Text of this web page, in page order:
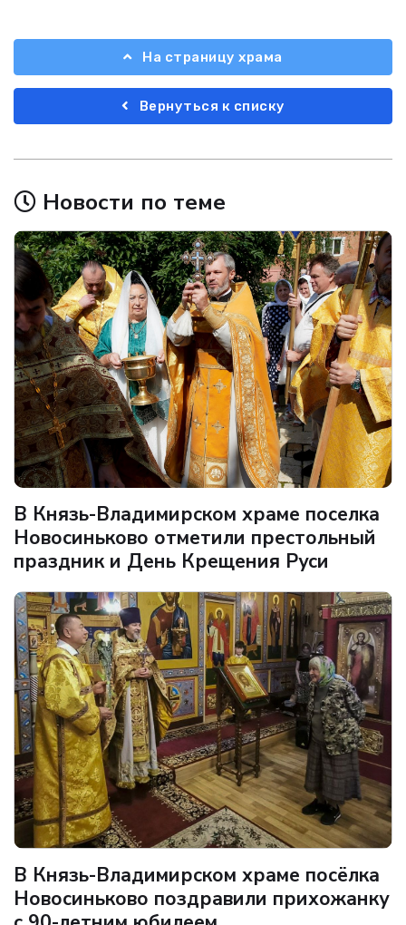
На страницу храма
Вернуться к списку
Новости по теме
В Князь-Владимирском храме поселка
Новосиньково отметили престольный
праздник и День Крещения Руси
В Князь-Владимирском храме посёлка
Новосиньково поздравили прихожанку